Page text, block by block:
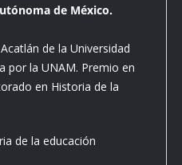
de México.
de la Universidad
por la UNAM. Premio en
en Historia de la
de la educación